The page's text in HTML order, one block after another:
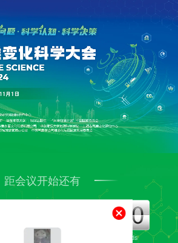
距会议开始还有
Seconds